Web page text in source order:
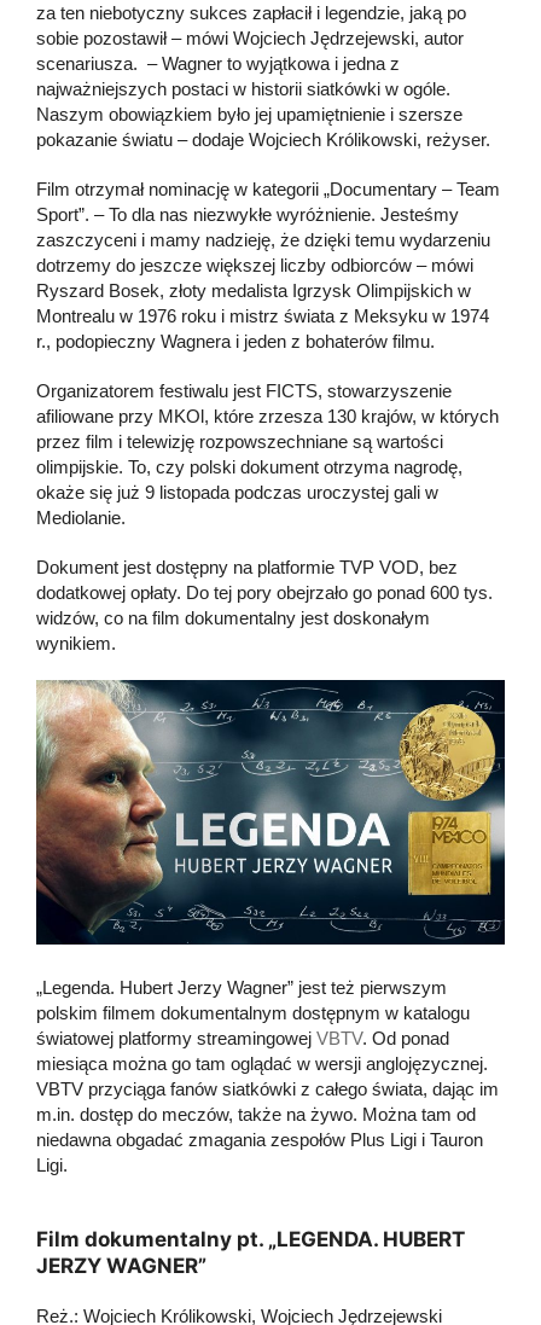
za ten niebotyczny sukces zapłacił i legendzie, jaką po
sobie pozostawił – mówi Wojciech Jędrzejewski, autor
scenariusza. – Wagner to wyjątkowa i jedna z
najważniejszych postaci w historii siatkówki w ogóle.
Naszym obowiązkiem było jej upamiętnienie i szersze
pokazanie światu – dodaje Wojciech Królikowski, reżyser.
Film otrzymał nominację w kategorii „Documentary – Team
Sport”. – To dla nas niezwykłe wyróżnienie. Jesteśmy
zaszczyceni i mamy nadzieję, że dzięki temu wydarzeniu
dotrzemy do jeszcze większej liczby odbiorców – mówi
Ryszard Bosek, złoty medalista Igrzysk Olimpijskich w
Montrealu w 1976 roku i mistrz świata z Meksyku w 1974
r., podopieczny Wagnera i jeden z bohaterów filmu.
Organizatorem festiwalu jest FICTS, stowarzyszenie
afiliowane przy MKOl, które zrzesza 130 krajów, w których
przez film i telewizję rozpowszechniane są wartości
olimpijskie. To, czy polski dokument otrzyma nagrodę,
okaże się już 9 listopada podczas uroczystej gali w
Mediolanie.
Dokument jest dostępny na platformie TVP VOD, bez
dodatkowej opłaty. Do tej pory obejrzało go ponad 600 tys.
widzów, co na film dokumentalny jest doskonałym
wynikiem.
„Legenda. Hubert Jerzy Wagner” jest też pierwszym
polskim filmem dokumentalnym dostępnym w katalogu
światowej platformy streamingowej VBTV. Od ponad
miesiąca można go tam oglądać w wersji anglojęzycznej.
VBTV przyciąga fanów siatkówki z całego świata, dając im
m.in. dostęp do meczów, także na żywo. Można tam od
niedawna obgadać zmagania zespołów Plus Ligi i Tauron
Ligi.
Film dokumentalny pt. „LEGENDA. HUBERT
JERZY WAGNER”
Reż.: Wojciech Królikowski, Wojciech Jędrzejewski